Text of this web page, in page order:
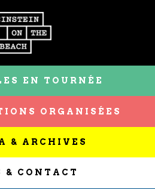
EN TOURNÉE
ORGANISÉES
& ARCHIVES
& CONTACT